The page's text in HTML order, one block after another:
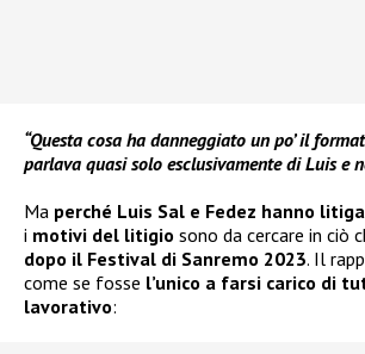
“Questa cosa ha danneggiato un po’ il
parlava quasi solo esclusivamente di Luis e
Ma perché Luis Sal e Fedez hanno
i motivi del litigio sono da cercare in ciò
dopo il Festival di Sanremo 2023. Il
come se fosse l’unico a farsi carico di
lavorativo: